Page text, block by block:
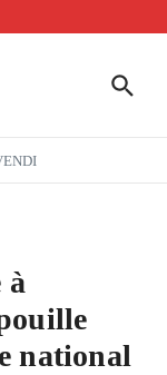
Bleus
à
national